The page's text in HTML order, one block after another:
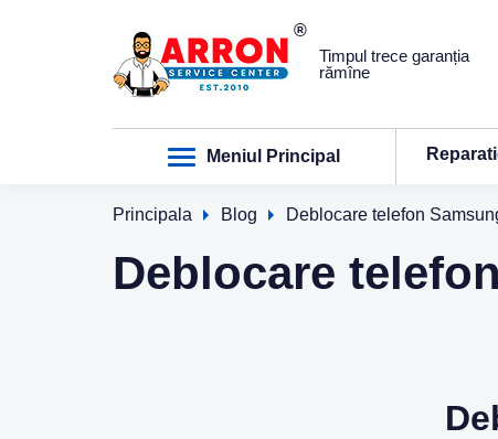
Timpul trece garanția
rămîne
Meniul Principal
Principala Blog Deblocare telefon
Deblocare